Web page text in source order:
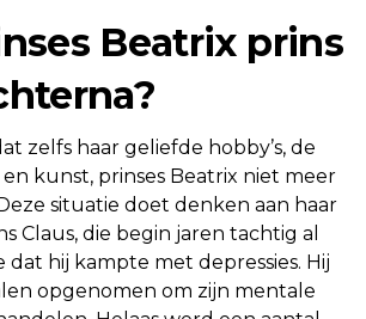
Beatrix prins
zelfs haar geliefde hobby’s, de
kunst, prinses Beatrix niet meer
situatie doet denken aan haar
Claus, die begin jaren tachtig al
hij kampte met depressies. Hij
opgenomen om zijn mentale